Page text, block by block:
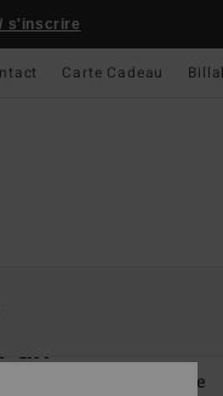
s'inscrire
Carte Cadeau
demi-zip Marron Femme